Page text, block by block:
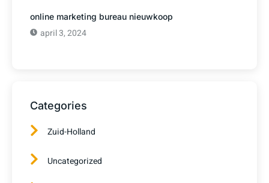
online marketing bureau nieuwkoop
april 3, 2024
Categories
Zuid-Holland
Uncategorized